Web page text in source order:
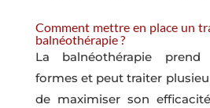
Comment mettre en place un
balnéothérapie ?
La balnéothérapie prend
formes et peut traiter
de maximiser son